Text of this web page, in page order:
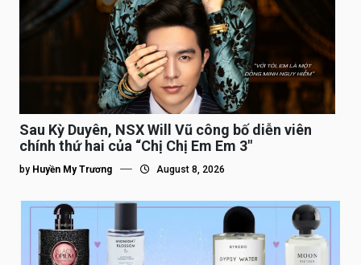
Sau Kỳ Duyên, NSX Will Vũ công bố diễn viên
chính thứ hai của “Chị Chị Em Em 3″
by Huyền My Trương August 8, 2026